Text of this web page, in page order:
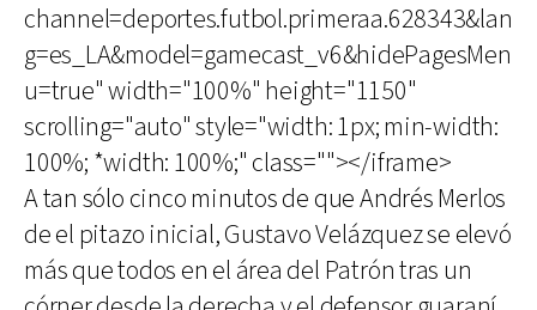
channel=deportes.futbol.primeraa.628343&lan
g=es_LA&model=gamecast_v6&hidePagesMen
u=true" width="100%" height="1150"
scrolling="auto" style="width: 1px; min-width:
100%; *width: 100%;" class=""></iframe>
A tan sólo cinco minutos de que Andrés Merlos
de el pitazo inicial, Gustavo Velázquez se elevó
más que todos en el área del Patrón tras un